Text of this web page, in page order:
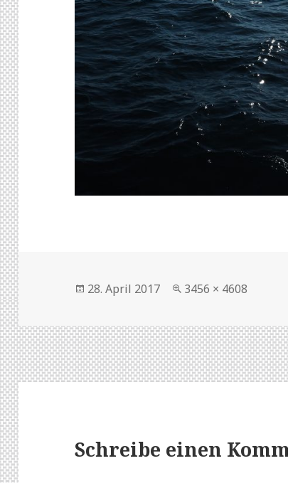
Veröffentlicht
28. April 2017
Volle
3456 × 4608
Schreibe einen